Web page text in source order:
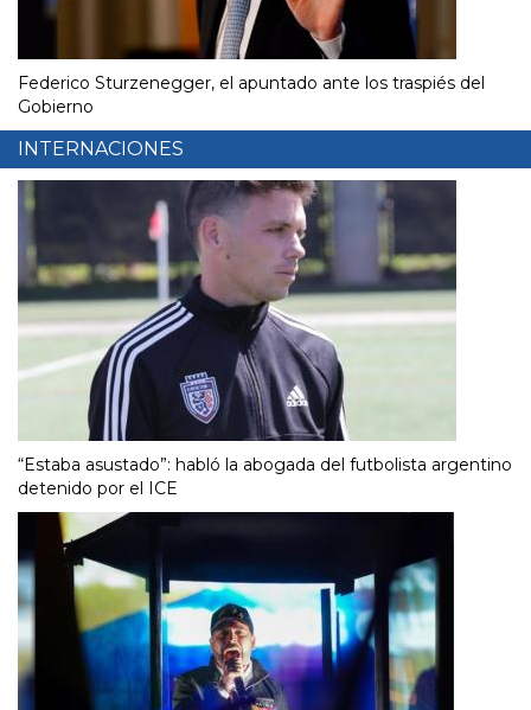
Federico Sturzenegger, el apuntado ante los traspiés del
Gobierno
INTERNACIONES
“Estaba asustado”: habló la abogada del futbolista argentino
detenido por el ICE